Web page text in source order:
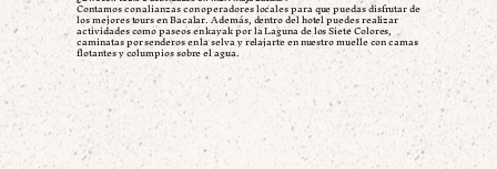
Contamos con alianzas con operadores locales para que puedas disfrutar de
los mejores tours en Bacalar. Además, dentro del hotel puedes realizar
actividades como paseos en kayak por la Laguna de los Siete Colores,
caminatas por senderos en la selva y relajarte en nuestro muelle con camas
flotantes y columpios sobre el agua.